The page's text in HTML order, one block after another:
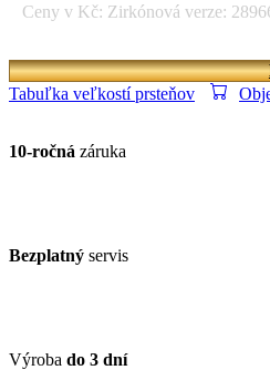
Ceny v Kč: Zirkónová verze:
Tabuľka veľkostí prsteňov
10-ročná záruka
Bezplatný servis
Výroba do 3 dní